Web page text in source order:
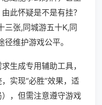
此怀疑是不是有挂？
三张,同城游五十K,同
维护游戏公平。
生成专用辅助工具，
实现“必胜”效果，适
，但需注意遵守游戏